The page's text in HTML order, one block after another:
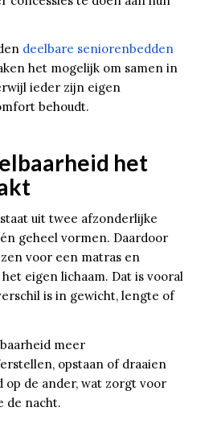
deelbare seniorenbedden
het mogelijk om samen in
ieder zijn eigen
behoudt.
het
uit twee afzonderlijke
geheel vormen. Daardoor
voor een matras en
eigen lichaam. Dat is vooral
is in gewicht, lengte of
meer
opstaan of draaien
de ander, wat zorgt voor
de nacht.